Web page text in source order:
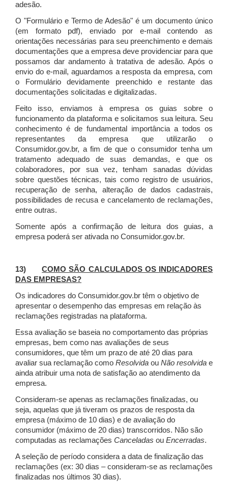
adesão.
O "Formulário e Termo de Adesão" é um documento único
(em formato pdf), enviado por e-mail contendo as
orientações necessárias para seu preenchimento e demais
documentações que a empresa deve providenciar para que
possamos dar andamento à tratativa de adesão. Após o
envio do e-mail, aguardamos a resposta da empresa, com
o Formulário devidamente preenchido e restante das
documentações solicitadas e digitalizadas.
Feito isso, enviamos à empresa os guias sobre o
funcionamento da plataforma e solicitamos sua leitura. Seu
conhecimento é de fundamental importância a todos os
representantes da empresa que utilizarão o
Consumidor.gov.br, a fim de que o consumidor tenha um
tratamento adequado de suas demandas, e que os
colaboradores, por sua vez, tenham sanadas dúvidas
sobre questões técnicas, tais como registro de usuários,
recuperação de senha, alteração de dados cadastrais,
possibilidades de recusa e cancelamento de reclamações,
entre outras.
Somente após a confirmação de leitura dos guias, a
empresa poderá ser ativada no Consumidor.gov.br.
13)COMO SÃO CALCULADOS OS INDICADORES
DAS EMPRESAS?
Os indicadores do Consumidor.gov.br têm o objetivo de
apresentar o desempenho das empresas em relação às
reclamações registradas na plataforma.
Essa avaliação se baseia no comportamento das próprias
empresas, bem como nas avaliações de seus
consumidores, que têm um prazo de até 20 dias para
avaliar sua reclamação como Resolvida ou Não resolvida e
ainda atribuir uma nota de satisfação ao atendimento da
empresa.
Consideram-se apenas as reclamações finalizadas, ou
seja, aquelas que já tiveram os prazos de resposta da
empresa (máximo de 10 dias) e de avaliação do
consumidor (máximo de 20 dias) transcorridos. Não são
computadas as reclamações Canceladas ou Encerradas.
A seleção de período considera a data de finalização das
reclamações (ex: 30 dias – consideram-se as reclamações
finalizadas nos últimos 30 dias).